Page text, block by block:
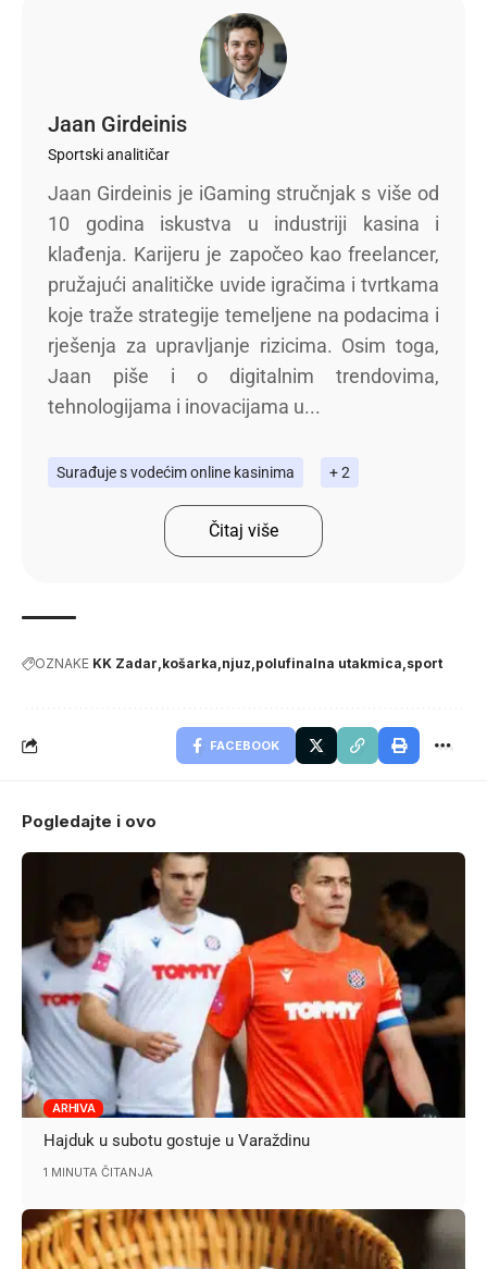
Jaan Girdeinis
Sportski analitičar
Jaan Girdeinis je iGaming stručnjak s više od
10 godina iskustva u industriji kasina i
klađenja. Karijeru je započeo kao freelancer,
pružajući analitičke uvide igračima i tvrtkama
koje traže strategije temeljene na podacima i
rješenja za upravljanje rizicima. Osim toga,
Jaan piše i o digitalnim trendovima,
tehnologijama i inovacijama u...
Surađuje s vodećim online kasinima + 2
Čitaj više
OZNAKE KK Zadar košarka njuz polufinalna utakmica sport
FACEBOOK
Pogledajte i ovo
ARHIVA
Hajduk u subotu gostuje u Varaždinu
1 MINUTA ČITANJA